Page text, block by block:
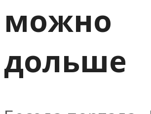
можно
дольше